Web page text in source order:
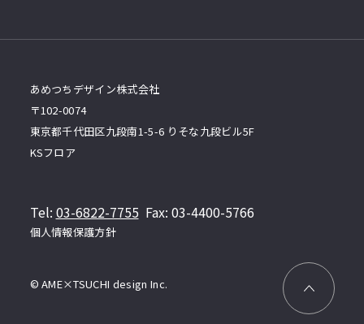
あめつちデザイン株式会社
〒102-0074
東京都千代田区九段南1-5-6 りそな九段ビル5F
KSフロア
Tel: 03-6822-7755 Fax: 03-4400-5766
個人情報保護方針
© AME×TSUCHI design Inc.